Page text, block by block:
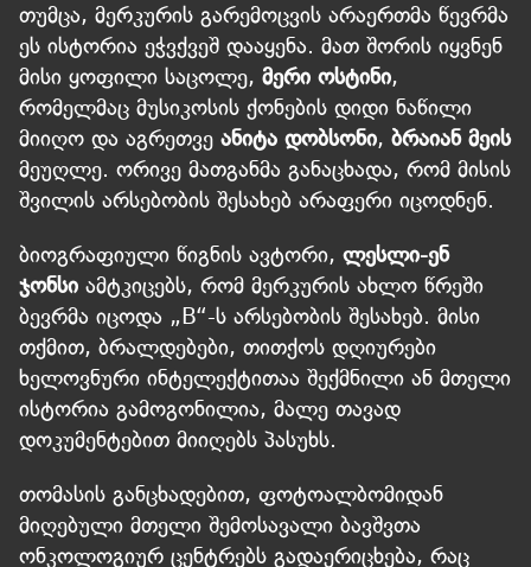
თუმცა, მერკურის გარემოცვის არაერთმა წევრმა
ეს ისტორია ეჭვქვეშ დააყენა. მათ შორის იყვნენ
მისი ყოფილი საცოლე, მერი ოსტინი,
რომელმაც მუსიკოსის ქონების დიდი ნაწილი
მიიღო და აგრეთვე ანიტა დობსონი, ბრაიან მეის
მეუღლე. ორივე მათგანმა განაცხადა, რომ მისის
შვილის არსებობის შესახებ არაფერი იცოდნენ.
ბიოგრაფიული წიგნის ავტორი, ლესლი-ენ
ჯონსი ამტკიცებს, რომ მერკურის ახლო წრეში
ბევრმა იცოდა „B“-ს არსებობის შესახებ. მისი
თქმით, ბრალდებები, თითქოს დღიურები
ხელოვნური ინტელექტითაა შექმნილი ან მთელი
ისტორია გამოგონილია, მალე თავად
დოკუმენტებით მიიღებს პასუხს.
თომასის განცხადებით, ფოტოალბომიდან
მიღებული მთელი შემოსავალი ბავშვთა
ონკოლოგიურ ცენტრებს გადაერიცხება, რაც